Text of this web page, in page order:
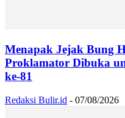
Menapak Jejak Bung
Proklamator Dibuka
ke-81
Redaksi Bulir.id - 07/08/2026